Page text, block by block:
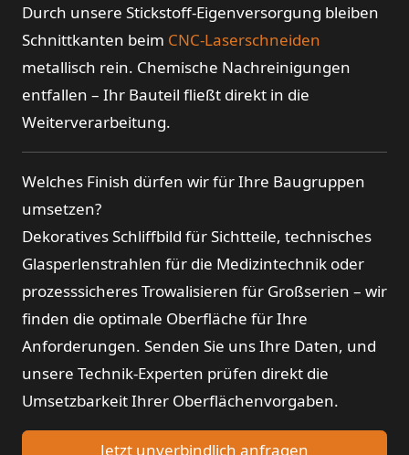
Durch unsere Stickstoff-Eigenversorgung bleiben
Schnittkanten beim CNC-Laserschneiden
metallisch rein. Chemische Nachreinigungen
entfallen – Ihr Bauteil fließt direkt in die
Weiterverarbeitung.
Welches Finish dürfen wir für Ihre Baugruppen
umsetzen?
Dekoratives Schliffbild für Sichtteile, technisches
Glasperlenstrahlen für die Medizintechnik oder
prozesssicheres Trowalisieren für Großserien – wir
finden die optimale Oberfläche für Ihre
Anforderungen. Senden Sie uns Ihre Daten, und
unsere Technik-Experten prüfen direkt die
Umsetzbarkeit Ihrer Oberflächenvorgaben.
Jetzt unverbindlich anfragen